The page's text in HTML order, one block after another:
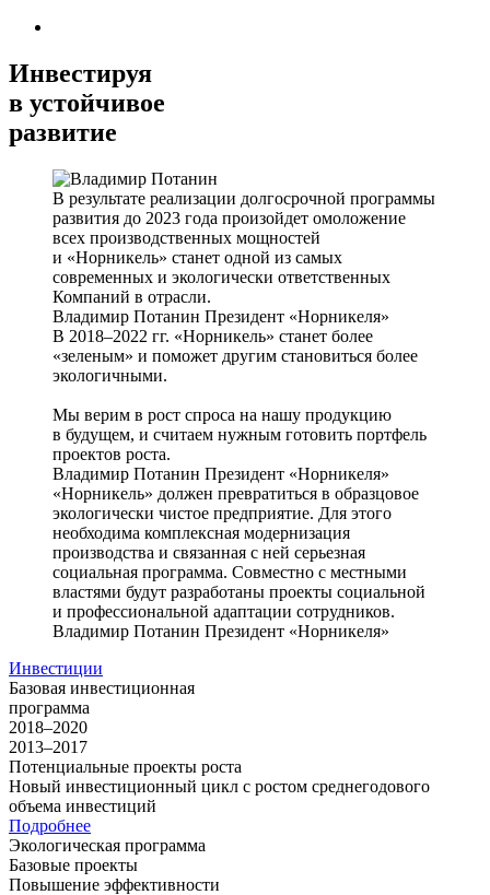
Инвестируя
в устойчивое
развитие
В результате реализации долгосрочной программы
развития до 2023 года произойдет омоложение
всех производственных мощностей
и «Норникель» станет одной из самых
современных и экологически ответственных
Компаний в отрасли.
Владимир Потанин Президент «Норникеля»
В 2018–2022 гг. «Норникель» станет более
«зеленым» и поможет другим становиться более
экологичными.
Мы верим в рост спроса на нашу продукцию
в будущем, и считаем нужным готовить портфель
проектов роста.
Владимир Потанин Президент «Норникеля»
«Норникель» должен превратиться в образцовое
экологически чистое предприятие. Для этого
необходима комплексная модернизация
производства и связанная с ней серьезная
социальная программа. Совместно с местными
властями будут разработаны проекты социальной
и профессиональной адаптации сотрудников.
Владимир Потанин Президент «Норникеля»
Инвестиции
Базовая инвестиционная
программа
2018–2020
2013–2017
Потенциальные проекты роста
Новый инвестиционный цикл с ростом среднегодового
объема инвестиций
Подробнее
Экологическая программа
Базовые проекты
Повышение эффективности